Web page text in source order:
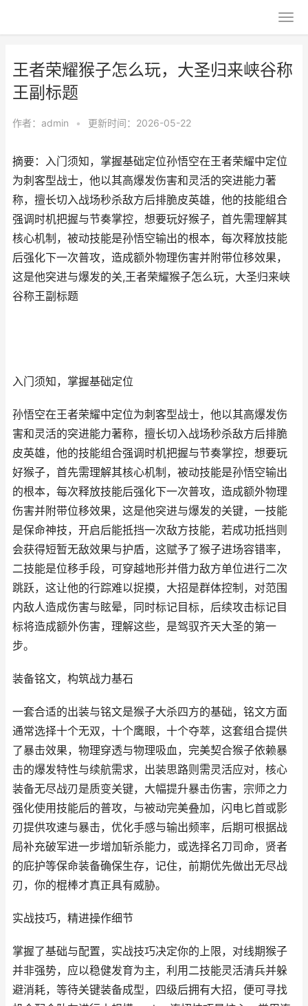
王者荣耀猴子怎么玩，大圣归来峡谷称
王副标题
作者： admin • 更新时间：2026-05-22
摘要：入门须知，掌握基础定位孙悟空在王者荣耀中定位
为刺客型战士，他以其高爆发伤害和灵活的突进能力著
称，擅长切入战场秒杀敌方后排脆皮英雄，他的技能组合
强调时机把握与节奏掌控，想要玩好猴子，首先需理解其
核心机制，被动技能是孙悟空输出的根本，每次释放技能
后强化下一次普攻，造成额外物理伤害并附带位移效果，
这是他突进与爆发的关,王者荣耀猴子怎么玩，大圣归来峡
谷称王副标题
入门须知，掌握基础定位
孙悟空在王者荣耀中定位为刺客型战士，他以其高爆发伤
害和灵活的突进能力著称，擅长切入战场秒杀敌方后排脆
皮英雄，他的技能组合强调时机把握与节奏掌控，想要玩
好猴子，首先需理解其核心机制，被动技能是孙悟空输出
的根本，每次释放技能后强化下一次普攻，造成额外物理
伤害并附带位移效果，这是他突进与爆发的关键，一技能
是保命神技，开启后能抵挡一次敌方技能，若成功抵挡则
会获得短暂无敌效果与护盾，这赋予了猴子进场容错率，
二技能是位移手段，可穿越地形并借力敌方单位进行二次
跳跃，这让他的行踪难以捉摸，大招是群体控制，对范围
内敌人造成伤害与眩晕，同时标记目标，后续攻击标记目
标将造成额外伤害，理解这些，是驾驭齐天大圣的第一
步。
装备铭文，构筑战力基石
一套合适的出装与铭文是猴子大杀四方的基础，铭文方面
通常选择十个无双，十个鹰眼，十个夺萃，这套组合提供
了暴击效果，物理穿透与物理吸血，完美契合猴子依赖暴
击的爆发特性与续航需求，出装思路则需灵活应对，核心
装备无尽战刃是质变关键，大幅提升暴击伤害，宗师之力
强化使用技能后的普攻，与被动完美叠加，闪电匕首或影
刃提供攻速与暴击，优化手感与输出频率，后期可根据战
局补充破军进一步增加斩杀能力，或选择名刀司命，贤者
的庇护等保命装备确保生存，记住，前期优先做出无尽战
刃，你的棍棒才真正具有威胁。
实战技巧，精进操作细节
掌握了基础与配置，实战技巧决定你的上限，对线期猴子
并非强势，应以稳健发育为主，利用二技能灵活清兵并躲
避消耗，等待关键装备成型，四级后拥有大招，便可寻找